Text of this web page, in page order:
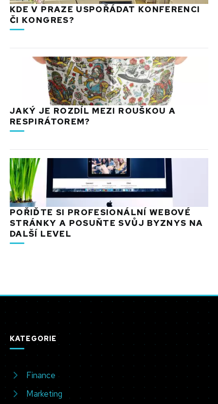
KDE V PRAZE USPOŘÁDAT KONFERENCI
ČI KONGRES?
JAKÝ JE ROZDÍL MEZI ROUŠKOU A
RESPIRÁTOREM?
POŘIĎTE SI PROFESIONÁLNÍ WEBOVÉ
STRÁNKY A POSUŇTE SVŮJ BYZNYS NA
DALŠÍ LEVEL
KATEGORIE
Finance
Marketing